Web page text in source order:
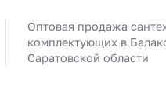
Оптовая продажа
комплектующих в
Саратовской области